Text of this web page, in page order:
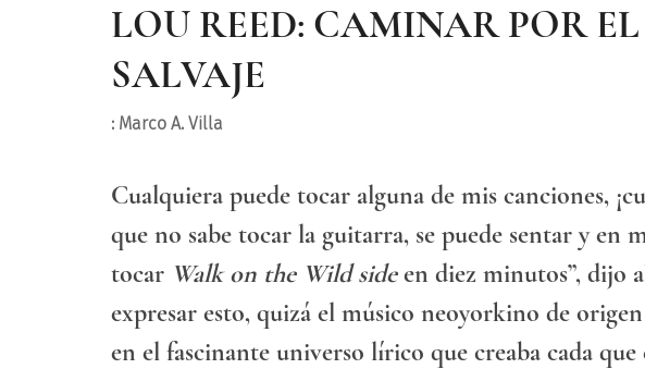
LOU REED: CAMINAR POR
SALVAJE
: Marco A. Villa
Cualquiera puede tocar alguna de mis canciones,
que no sabe tocar la guitarra, se puede sentar y en
tocar Walk on the Wild sideen diez minutos”, dijo
expresar esto, quizá el músico neoyorkino de
en el fascinante universo lírico que creaba cada